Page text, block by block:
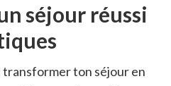
séjour réussi
ton séjour en